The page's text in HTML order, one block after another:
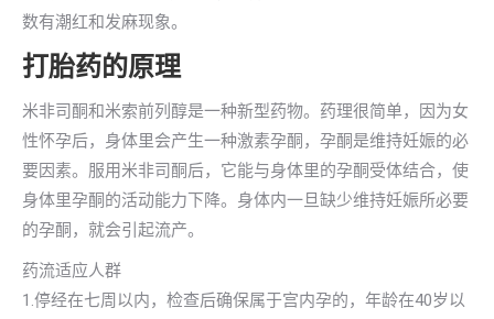
数有潮红和发麻现象。
打胎药的原理
米非司酮和米索前列醇是一种新型药物。药理很简单，因为女
性怀孕后，身体里会产生一种激素孕酮，孕酮是维持妊娠的必
要因素。服用米非司酮后，它能与身体里的孕酮受体结合，使
身体里孕酮的活动能力下降。身体内一旦缺少维持妊娠所必要
的孕酮，就会引起流产。
药流适应人群
1.停经在七周以内，检查后确保属于宫内孕的，年龄在40岁以